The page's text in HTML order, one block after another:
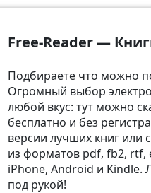
Free-Reader —
Подбираете что можно
Огромный выбор
любой вкус: тут можно
бесплатно и без
версии лучших книг или
из форматов pdf, fb2, rtf,
iPhone, Android и Kindle.
под рукой!